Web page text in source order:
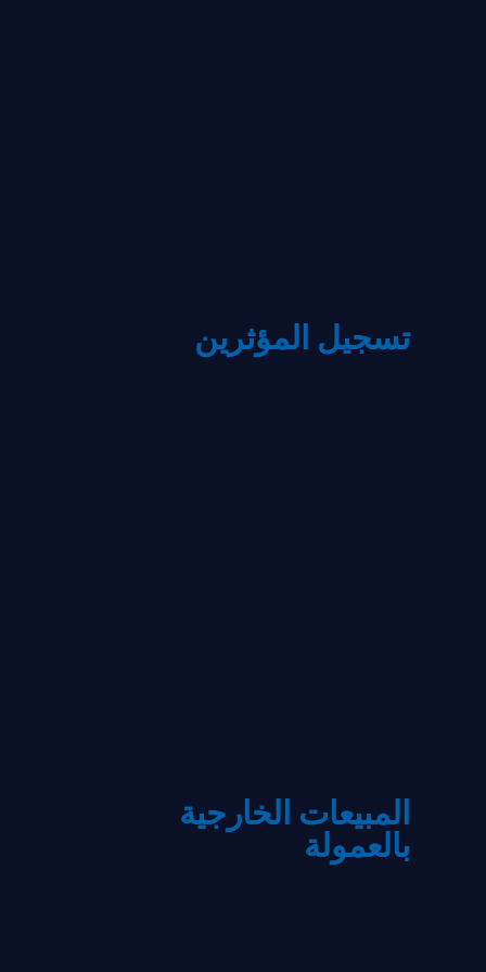
تسجيل المؤثرين
المبيعات الخارجية
بالعمولة